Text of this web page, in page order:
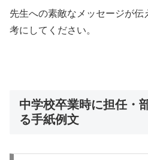
先生への素敵なメッセージが
考にしてください。
中学校卒業時に担任・
る手紙例文